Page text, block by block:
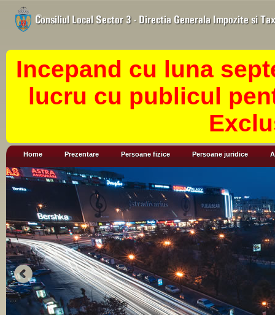
Incepand cu luna
lucru cu publicul
Home Prezentare Persoane fizice Persoane juridice